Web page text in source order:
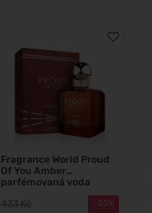
Fragrance World Proud
Of You Amber
parfémovaná voda
433 Kč
-23%